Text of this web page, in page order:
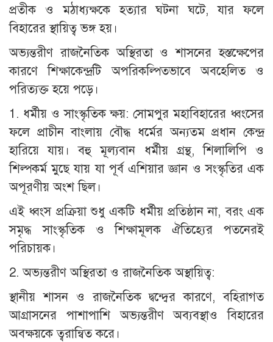
প্রতীক ও মঠাধ্যক্ষকে হত্যার ঘটনা ঘটে, যার ফলে
বিহারের স্থায়িত্ব ভঙ্গ হয়।
অভ্যন্তরীণ রাজনৈতিক অস্থিরতা ও শাসনের হস্তক্ষেপের
কারণে শিক্ষাকেন্দ্রটি অপরিকল্পিতভাবে অবহেলিত ও
পরিত্যক্ত হয়ে পড়ে।
1. ধর্মীয় ও সাংস্কৃতিক ক্ষয়: সোমপুর মহাবিহারের ধ্বংসের
ফলে প্রাচীন বাংলায় বৌদ্ধ ধর্মের অন্যতম প্রধান কেন্দ্র
হারিয়ে যায়। বহু মূল্যবান ধর্মীয় গ্রন্থ, শিলালিপি ও
শিল্পকর্ম মুছে যায় যা পূর্ব এশিয়ার জ্ঞান ও সংস্কৃতির এক
অপূরণীয় অংশ ছিল।
এই ধ্বংস প্রক্রিয়া শুধু একটি ধর্মীয় প্রতিষ্ঠান না, বরং এক
সমৃদ্ধ সাংস্কৃতিক ও শিক্ষামূলক ঐতিহ্যের পতনেরই
পরিচায়ক।
2. অভ্যন্তরীণ অস্থিরতা ও রাজনৈতিক অস্থায়িত্ব:
স্থানীয় শাসন ও রাজনৈতিক দ্বন্দ্বের কারণে, বহিরাগত
আগ্রাসনের পাশাপাশি অভ্যন্তরীণ অব্যবস্থাও বিহারের
অবক্ষয়কে ত্বরান্বিত করে।